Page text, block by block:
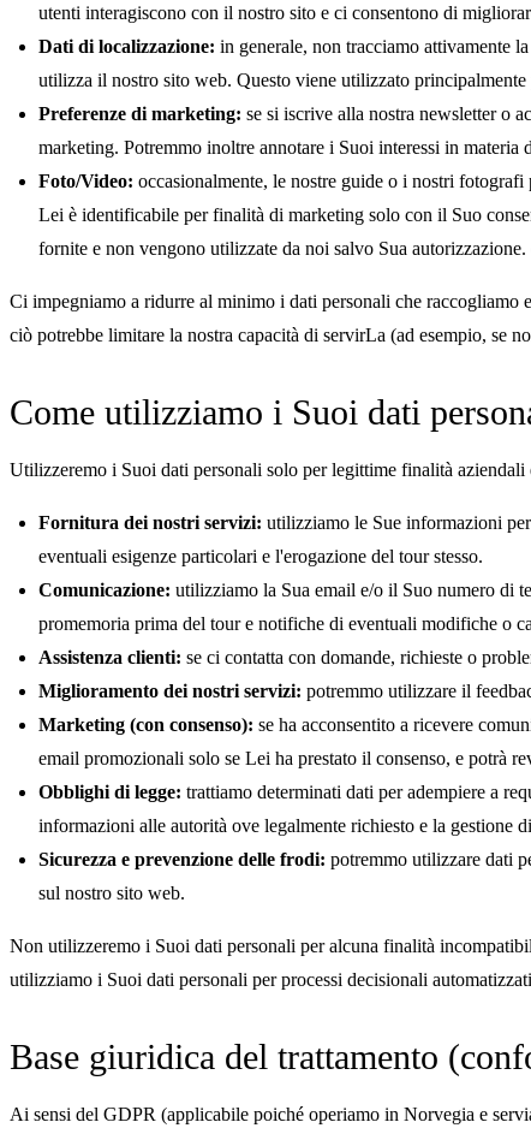
utenti interagiscono con il nostro sito e ci consentono di
Dati di localizzazione: in generale, non tracciamo attivamente
utilizza il nostro sito web. Questo viene utilizzato
Preferenze di marketing: se si iscrive alla nostra newsletter o
marketing. Potremmo inoltre annotare i Suoi interessi in
Foto/Video: occasionalmente, le nostre guide o i nostri
Lei è identificabile per finalità di marketing solo con il Suo
fornite e non vengono utilizzate da noi salvo Sua
Ci impegniamo a ridurre al minimo i dati personali che
ciò potrebbe limitare la nostra capacità di servirLa (ad esempio, se
Come utilizziamo i Suoi dati
Utilizzeremo i Suoi dati personali solo per legittime finalità
Fornitura dei nostri servizi: utilizziamo le Sue informazioni
eventuali esigenze particolari e l'erogazione del tour stesso.
Comunicazione: utilizziamo la Sua email e/o il Suo numero di
promemoria prima del tour e notifiche di eventuali modifiche o
Assistenza clienti: se ci contatta con domande, richieste o
Miglioramento dei nostri servizi: potremmo utilizzare il
Marketing (con consenso): se ha acconsentito a ricevere
email promozionali solo se Lei ha prestato il consenso, e potrà
Obblighi di legge: trattiamo determinati dati per adempiere a
informazioni alle autorità ove legalmente richiesto e la gestione
Sicurezza e prevenzione delle frodi: potremmo utilizzare dati
sul nostro sito web.
Non utilizzeremo i Suoi dati personali per alcuna finalità
utilizziamo i Suoi dati personali per processi decisionali
Base giuridica del trattamento
Ai sensi del GDPR (applicabile poiché operiamo in Norvegia e